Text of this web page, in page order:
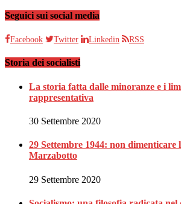
Seguici sui social media
Facebook Twitter Linkedin RSS
Storia dei socialisti
La storia fatta dalle minoranze e i
rappresentativa
30 Settembre 2020
29 Settembre 1944: non dimenticare
Marzabotto
29 Settembre 2020